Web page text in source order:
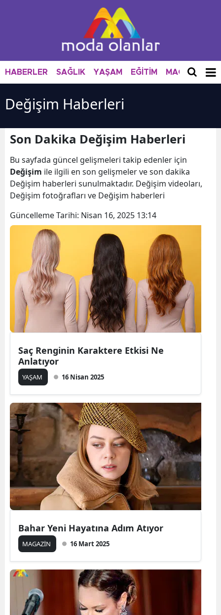
HABERLER SAĞLIK YAŞAM EĞİTİM MAGAZİN
Değişim Haberleri
Son Dakika Değişim Haberleri
Bu sayfada güncel gelişmeleri takip edenler için
Değişim ile ilgili en son gelişmeler ve son dakika
Değişim haberleri sunulmaktadır. Değişim videoları,
Değişim fotoğrafları ve Değişim haberleri
Güncelleme Tarihi: Nisan 16, 2025 13:14
Saç Renginin Karaktere Etkisi Ne
Anlatıyor
YAŞAM 16 Nisan 2025
Bahar Yeni Hayatına Adım Atıyor
MAGAZİN 16 Mart 2025